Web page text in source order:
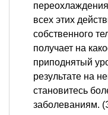
всех этих
собственного
получает на
приподнятый
результате на
становитесь
заболеваниям.